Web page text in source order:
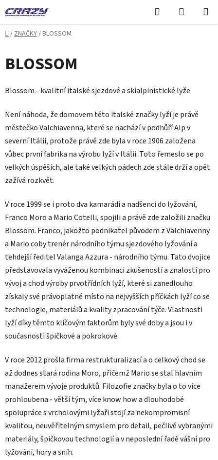
na
obsah
Hledat
KOŠÍK
Domů
/ZNAČKY/BLOSSOM
BLOSSOM
Blossom - kvalitní italské sjezdové a skialpinistické lyže
Není náhoda, že domovem této italské značky lyží je právě
městečko Valchiavenna, které se nachází v podhůří Alp v
severní Itálii, protože právě zde byla v roce 1906 založena
vůbec první fabrika na výrobu lyží v Itálii. Toto řemeslo se po
velkých úspěších, ale také velkých pádech zde stále drží a opět
zažívá rozkvět.
V roce 1999 se i proto dva kamarádi a nadšenci do lyžování,
Franco Moro a Mario Cotelli, spojili a právě zde založili značku
Blossom. Franco, jakožto podnikatel původem z Valchiavenny
a Mario coby trenér národního týmu sjezdového lyžování a
tehdejší ředitel Valanga Azzura - národního týmu. Tato dvojice
představovala vyváženou kombinaci zkušeností a znalostí pro
vývoj a chod výroby prvotřídních lyží, které si zanedlouho
získaly své právoplatné místo na nejvyšších příčkách lyží co se
technologie, materiálů a kvality zpracování týče. Vlastnosti
lyží díky těmto klíčovým faktorům byly své doby a jsou i v
současnosti špičkové a pokrokové.
V roce 2012 prošla firma restrukturalizací a o celkový chod se
až dodnes stará rodina Moro, přičemž Mario se stal hlavním
manažerem vývoje produktů. Filozofie značky byla o to více
prohloubena - větší tým, více know how a dlouhodobé
spolupráce s vrcholovými lyžaři stojí za nekompromisní
kvalitou, neuvěřitelným smyslem pro detail, pečlivě vybranými
materiály, špičkovou technologií a v neposlední řadě vášní pro
lyžování, hory a sníh.